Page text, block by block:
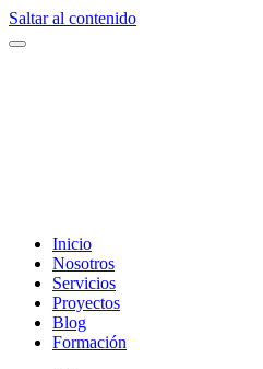
Saltar al contenido
Inicio
Nosotros
Servicios
Proyectos
Blog
Formación